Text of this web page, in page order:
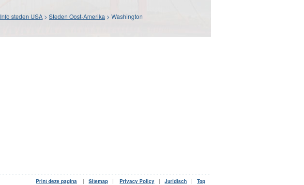
Info steden USA > Steden Oost-Amerika > Washington
Print deze pagina | Sitemap | Privacy Policy | Juridisch | Top